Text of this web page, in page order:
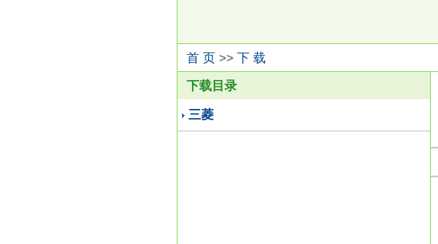
首 页 >> 下 载
下载目录
三菱